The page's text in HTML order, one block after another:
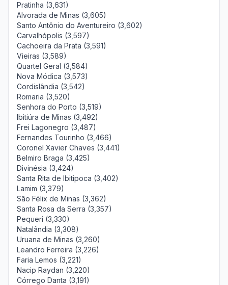
Pratinha (3,631)
Alvorada de Minas (3,605)
Santo Antônio do Aventureiro (3,602)
Carvalhópolis (3,597)
Cachoeira da Prata (3,591)
Vieiras (3,589)
Quartel Geral (3,584)
Nova Módica (3,573)
Cordislândia (3,542)
Romaria (3,520)
Senhora do Porto (3,519)
Ibitiúra de Minas (3,492)
Frei Lagonegro (3,487)
Fernandes Tourinho (3,466)
Coronel Xavier Chaves (3,441)
Belmiro Braga (3,425)
Divinésia (3,424)
Santa Rita de Ibitipoca (3,402)
Lamim (3,379)
São Félix de Minas (3,362)
Santa Rosa da Serra (3,357)
Pequeri (3,330)
Natalândia (3,308)
Uruana de Minas (3,260)
Leandro Ferreira (3,226)
Faria Lemos (3,221)
Nacip Raydan (3,220)
Córrego Danta (3,191)